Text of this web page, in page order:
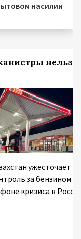
насилии
нельзя!
ужесточает
за бензином
кризиса в